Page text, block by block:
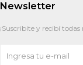
Newsletter
¡Suscribite y recibí todas